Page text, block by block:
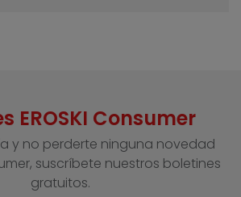
EROSKI Consumer
y no perderte ninguna novedad
suscríbete nuestros boletines
gratuitos.